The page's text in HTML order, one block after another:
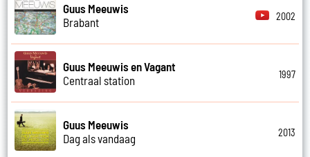
Guus Meeuwis
Brabant
2002
Guus Meeuwis en Vagant
Centraal station
1997
Guus Meeuwis
Dag als vandaag
2013